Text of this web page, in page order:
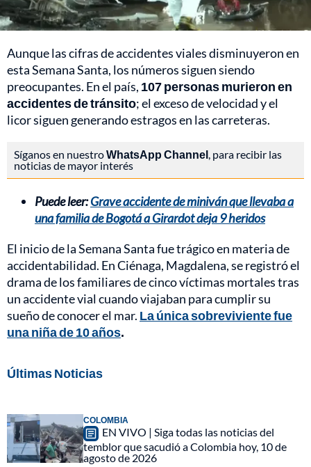
Aunque las cifras de accidentes viales disminuyeron en
esta Semana Santa, los números siguen siendo
preocupantes. En el país, 107 personas murieron en
accidentes de tránsito; el exceso de velocidad y el
licor siguen generando estragos en las carreteras.
Síganos en nuestroWhatsApp Channel , para recibir las
noticias de mayor interés
Puede leer:Grave accidente de miniván que llevaba a
una familia de Bogotá a Girardot deja 9 heridos
El inicio de la Semana Santa fue trágico en materia de
accidentabilidad. En Ciénaga, Magdalena, se registró el
drama de los familiares de cinco víctimas mortales tras
un accidente vial cuando viajaban para cumplir su
sueño de conocer el mar. La única sobreviviente fue
una niña de 10 años.
Últimas Noticias
COLOMBIA
EN VIVO | Siga todas las noticias del
temblor que sacudió a Colombia hoy, 10 de
agosto de 2026